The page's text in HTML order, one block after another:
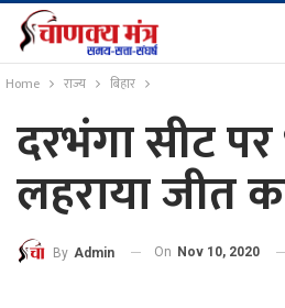
Home राज्य बिहार
दरभंगा सीट
लहराया जीत
By Admin On Nov 10, 2020